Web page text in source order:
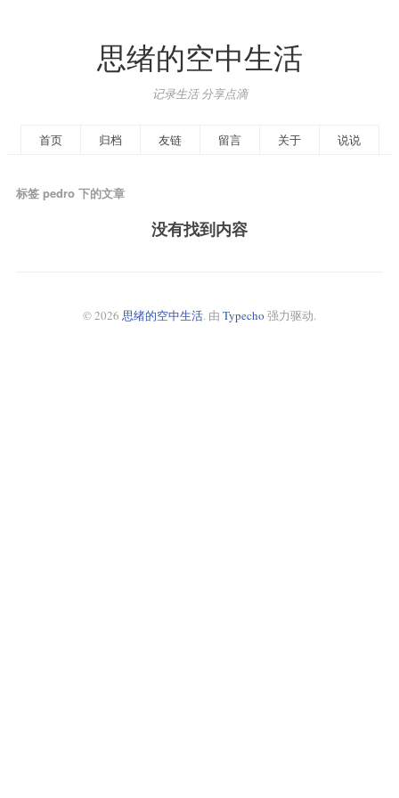
思绪的空中生活
记录生活 分享点滴
首页 归档 友链 留言 关于 说说
标签 pedro 下的文章
没有找到内容
© 2026 思绪的空中生活. 由 Typecho 强力驱动.